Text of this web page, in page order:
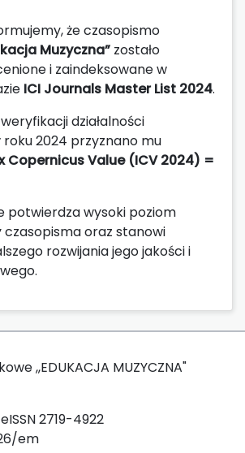
że czasopismo
Muzyczna” zostało
i zaindeksowane w
ICI Journals Master List 2024.
działalności
2024 przyznano mu
Copernicus Value (ICV 2024) =
potwierdza wysoki poziom
oraz stanowi
rozwijania jego jakości i
,,EDUKACJA MUZYCZNA"
2719-4922
em